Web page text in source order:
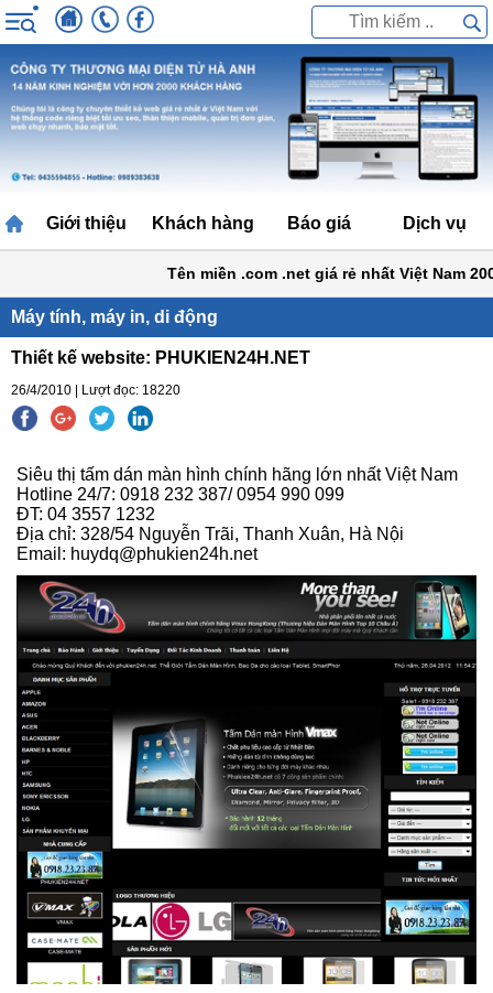
Giới thiệu Khách hàng Báo giá Dịch vụ
Tên miền .com .net giá rẻ nhất Việt Nam
Máy tính, máy in, di động
Thiết kế website: PHUKIEN24H.NET
26/4/2010 | Lượt đọc: 18220
Siêu thị tấm dán màn hình chính hãng lớn nhất Việt Nam
Hotline 24/7: 0918 232 387/ 0954 990 099
ĐT: 04 3557 1232
Địa chỉ: 328/54 Nguyễn Trãi, Thanh Xuân, Hà Nội
Email: huydq@phukien24h.net